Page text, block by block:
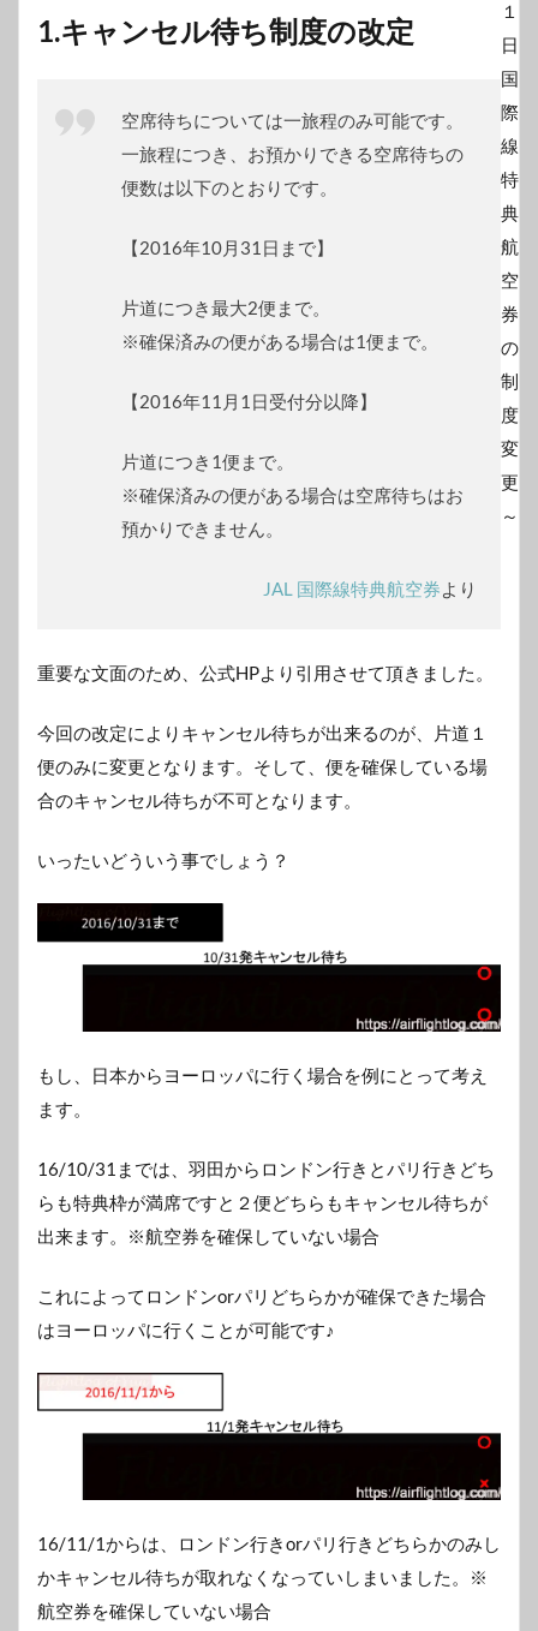
1.キャンセル待ち制度の改定
空席待ちについては一旅程のみ可能です。
一旅程につき、お預かりできる空席待ちの
便数は以下のとおりです。
【2016年10月31日まで】
片道につき最大2便まで。
※確保済みの便がある場合は1便まで。
【2016年11月1日受付分以降】
片道につき1便まで。
※確保済みの便がある場合は空席待ちはお
預かりできません。
JAL 国際線特典航空券より
重要な文面のため、公式HPより引用させて頂きました。
今回の改定によりキャンセル待ちが出来るのが、片道１
便のみに変更となります。そして、便を確保している場
合のキャンセル待ちが不可となります。
いったいどういう事でしょう？
もし、日本からヨーロッパに行く場合を例にとって考え
ます。
16/10/31までは、羽田からロンドン行きとパリ行きどち
らも特典枠が満席ですと２便どちらもキャンセル待ちが
出来ます。※航空券を確保していない場合
これによってロンドンorパリどちらかが確保できた場合
はヨーロッパに行くことが可能です♪
16/11/1からは、ロンドン行きorパリ行きどちらかのみし
かキャンセル待ちが取れなくなっていしまいました。※
航空券を確保していない場合